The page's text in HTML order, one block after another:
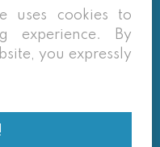
sites
tarief dat niet meer
op onze eigen
prijzen
uses cookies to
experience. By
you expressly